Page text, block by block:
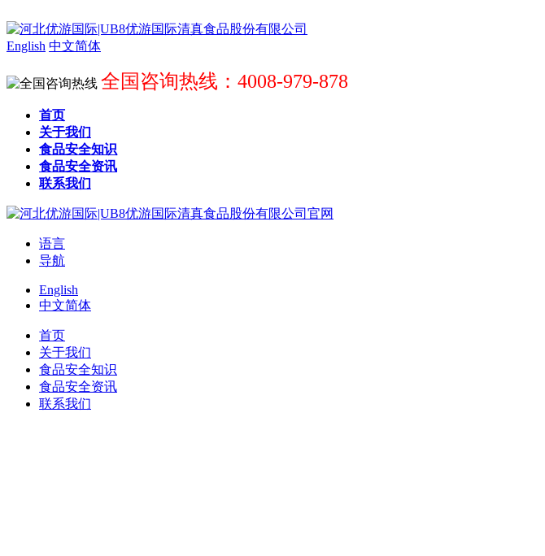
English 中文简体
全国咨询热线：4008-979-878
首页
关于我们
食品安全知识
食品安全资讯
联系我们
语言
导航
English
中文简体
首页
关于我们
食品安全知识
食品安全资讯
联系我们